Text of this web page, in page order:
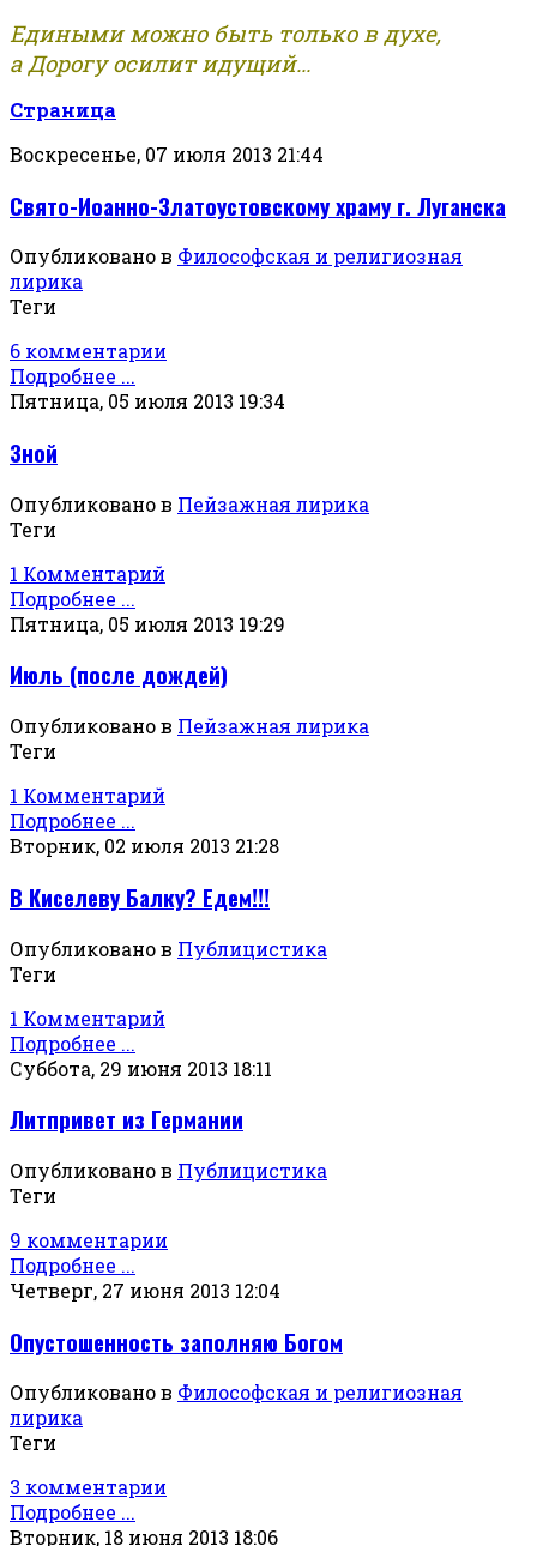
Едиными можно быть только в духе,
а Дорогу осилит идущий...
Страница
Воскресенье, 07 июля 2013 21:44
Свято-Иоанно-Златоустовскому храму г. Луганска
Опубликовано в Философская и религиозная
лирика
Теги
6 комментарии
Подробнее ...
Пятница, 05 июля 2013 19:34
Зной
Опубликовано в Пейзажная лирика
Теги
1 Комментарий
Подробнее ...
Пятница, 05 июля 2013 19:29
Июль (после дождей)
Опубликовано в Пейзажная лирика
Теги
1 Комментарий
Подробнее ...
Вторник, 02 июля 2013 21:28
В Киселеву Балку? Едем!!!
Опубликовано в Публицистика
Теги
1 Комментарий
Подробнее ...
Суббота, 29 июня 2013 18:11
Литпривет из Германии
Опубликовано в Публицистика
Теги
9 комментарии
Подробнее ...
Четверг, 27 июня 2013 12:04
Опустошенность заполняю Богом
Опубликовано в Философская и религиозная
лирика
Теги
3 комментарии
Подробнее ...
Вторник, 18 июня 2013 18:06